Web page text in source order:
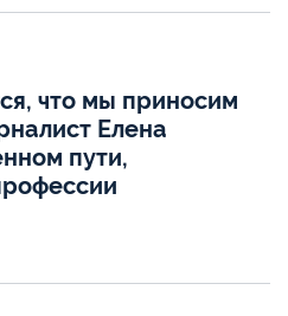
что мы приносим
Елена
пути,